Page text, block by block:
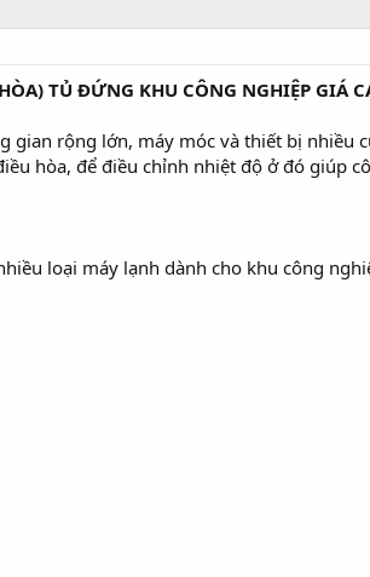
TỦ ĐỨNG KHU CÔNG NGHIỆP GIÁ
gian rộng lớn, máy móc và thiết bị nhiều
hòa, để điều chỉnh nhiệt độ ở đó giúp
loại máy lạnh dành cho khu công